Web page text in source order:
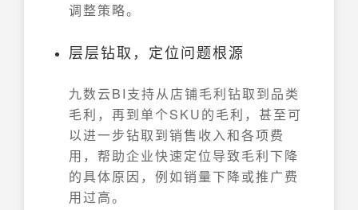
调整策略。
层层钻取，定位问题根源
九数云BI支持从店铺毛利钻取到品类
毛利，再到单个SKU的毛利，甚至可
以进一步钻取到销售收入和各项费
用，帮助企业快速定位导致毛利下降
的具体原因，例如销量下降或推广费
用过高。